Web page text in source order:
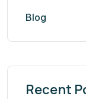
Blog
Recent